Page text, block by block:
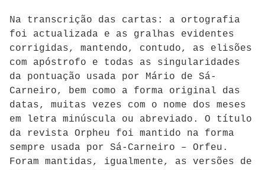
Na transcrição das cartas: a ortografia
foi actualizada e as gralhas evidentes
corrigidas, mantendo, contudo, as elisões
com apóstrofo e todas as singularidades
da pontuação usada por Mário de Sá-
Carneiro, bem como a forma original das
datas, muitas vezes com o nome dos meses
em letra minúscula ou abreviado. O título
da revista Orpheu foi mantido na forma
sempre usada por Sá-Carneiro – Orfeu.
Foram mantidas, igualmente, as versões de